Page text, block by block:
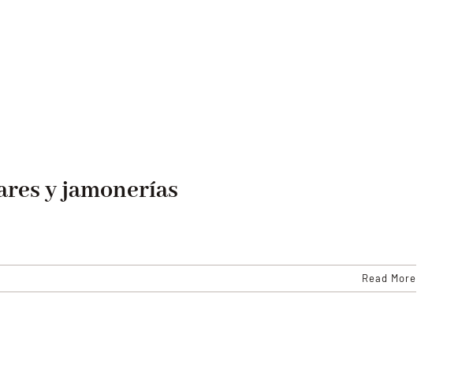
y jamonerías
Read More